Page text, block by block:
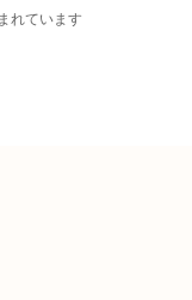
れています